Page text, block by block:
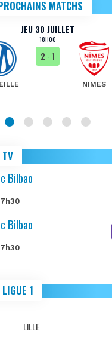
MATCHS
JEU 30 JUILLET
18H00
2 - 1
NIMES
TV
Bilbao
Bilbao
1
LILLE